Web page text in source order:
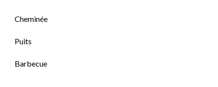
Cheminée
Puits
Barbecue